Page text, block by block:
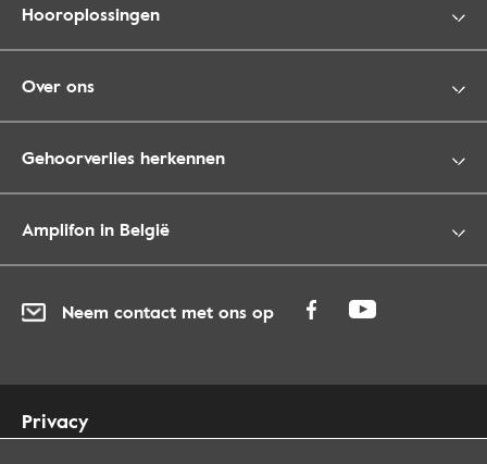
Hooroplossingen
Over ons
Gehoorverlies herkennen
Amplifon in België
Neem contact met ons op
Privacy
Cookies